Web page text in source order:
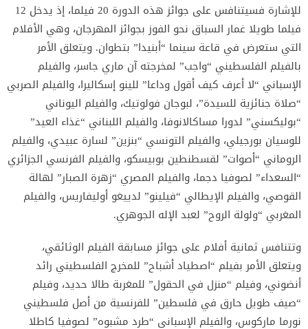
للإشارة فسيتنافس على جوائز هذه الدورة 20 فيلما، إذ يدخل 12
فيلما طويلا غمار السباق نحو الفوز بجوائز المهرجان، وهي الأفلام
التي ستعرض في قاعة سينما “أبنيدا” بتطوان. ويتعلق الأمر
بالفيلم الفلسطيني “واجب” لمخرجته آن ماري جاسر، والفيلم
الإسباني “لا أعرف كيف أقول وداعا” للينو إسكاليرا، والفيلم الصربي
“صلاة جنائزية للسيدة”، لبوجان فولوتيك، والفيلم اليوناني
“بوليكسني” لدورا مساكالانوفا، والفيلم اللبناني “غذاء العيد”
للوسيان بورجيلي، والفيلم التونسي “بنزين” لسارة عبيدي، والفيلم
الروماني “أصوات” لقسطنطين بوبيسكو، والفيلم الفرنسي الجزائري
“السعداء” لصوفيا دجما، والفيلم المصري “زهرة الصبار” لهالة
القوصي، والفيلم الإيطالي “فيلينو” لدييغو أوليفاريس، والفيلم
المغربي “ولولة الروح” لعبد الإله الجوهري.
وتتنافس ثمانية أفلام على جوائز مسابقة الفيلم الوثائقي،
ويتعلق الأمر بفيلم “اصطياد أشباح” للمخرج الفلسطيني رائد
أنضوني، وفيلم “منزل في الحقول” للمغربة طالا حديد، وفيلم
“صيف طويل حارق في فلسطين” للفرنسية من أصل فلسطيني
نورما ماركوس، والفيلم الإسباني “طرد مشبوه” لصوفيا كاطلا